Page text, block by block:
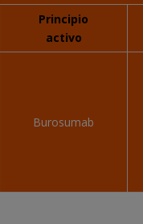
Principio
activo
Burosumab